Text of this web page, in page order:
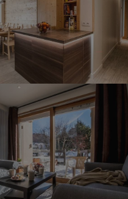
trovato alcun risultato
ricercatore abbia perso